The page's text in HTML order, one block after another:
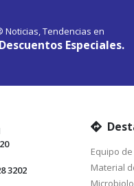
Noticias, Tendencias en
Especiales.
3202
Equipo
Material